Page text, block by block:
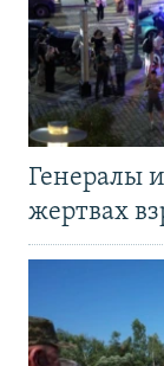
Генералы
жертвах